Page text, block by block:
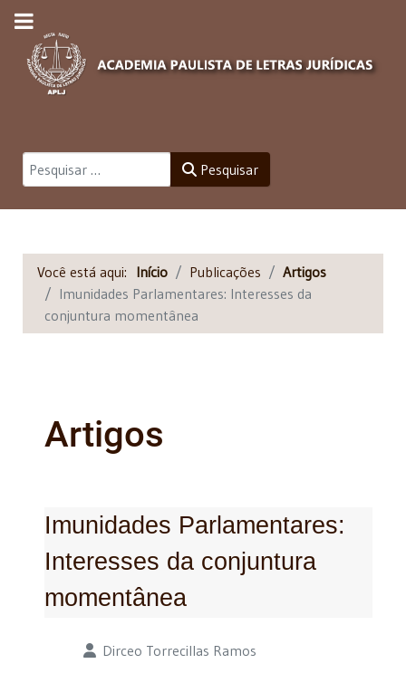
Pesquisar Pesquisar
Você está aqui: Início Publicações
Artigos
Imunidades Parlamentares: Interesses da
conjuntura momentânea
Artigos
Imunidades Parlamentares:
Interesses da conjuntura
momentânea
Detalhes Dirceo Torrecillas Ramos